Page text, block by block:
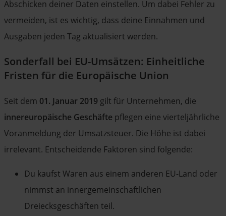
Abschicken deiner Daten einstellen. Um dabei Fehler zu
vermeiden, ist es wichtig, dass deine Einnahmen und
Ausgaben jeden Tag aktualisiert werden.
Sonderfall bei EU-Umsätzen: Einheitliche
Fristen für die Europäische Union
Seit dem 01. Januar 2019 gilt für Unternehmen, die
innereuropäische Geschäfte pflegen eine vierteljährliche
Voranmeldung der Umsatzsteuer. Die Höhe ist dabei
irrelevant. Entscheidende Faktoren sind folgende:
Du kaufst Waren aus einem anderen EU-Land oder
nimmst an innergemeinschaftlichen
Dreiecksgeschäften teil.